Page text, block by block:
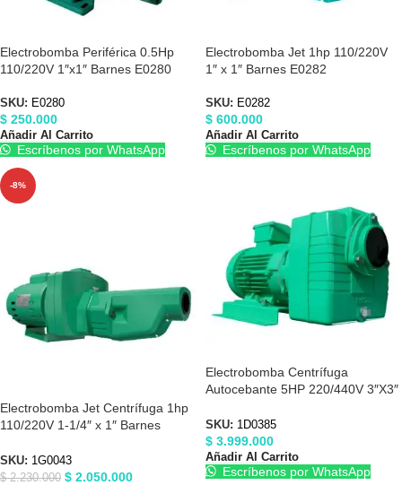
Electrobomba Periférica 0.5Hp
110/220V 1″x1″ Barnes E0280
SKU: E0280
$ 250.000
Añadir Al Carrito
Escríbenos por WhatsApp
Electrobomba Jet 1hp 110/220V
1″ x 1″ Barnes E0282
SKU: E0282
$ 600.000
Añadir Al Carrito
Escríbenos por WhatsApp
-8%
Electrobomba Jet Centrífuga 1hp
110/220V 1-1/4″ x 1″ Barnes
SKU: 1G0043
$2.230.000 $ 2.050.000
Electrobomba Centrífuga
Autocebante 5HP 220/440V 3″X3″
SKU: 1D0385
$ 3.999.000
Añadir Al Carrito
Escríbenos por WhatsApp